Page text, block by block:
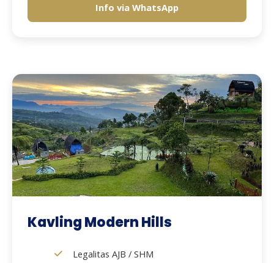
Info via WhatsApp
Kavling Modern Hills
Legalitas AJB / SHM